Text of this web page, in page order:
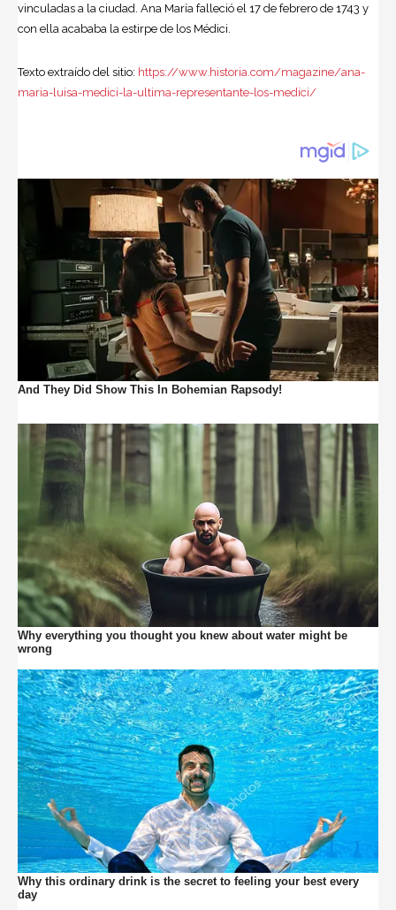
vinculadas a la ciudad. Ana María falleció el 17 de febrero de 1743 y
con ella acababa la estirpe de los Médici.
Texto extraído del sitio: https://www.historia.com/magazine/ana-
maria-luisa-medici-la-ultima-representante-los-medici/